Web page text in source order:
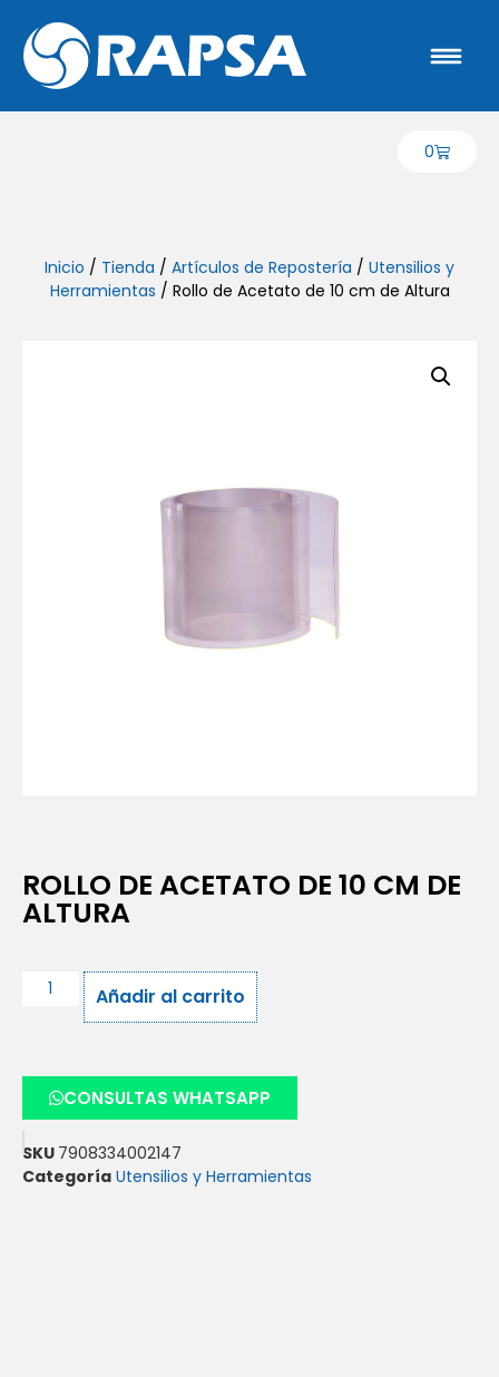
0
Inicio / Tienda / Artículos de Repostería / Utensilios y
Herramientas / Rollo de Acetato de 10 cm de Altura
ROLLO DE ACETATO DE 10 CM DE
ALTURA
Añadir al carrito
CONSULTAS WHATSAPP
SKU 7908334002147
Categoría Utensilios y Herramientas